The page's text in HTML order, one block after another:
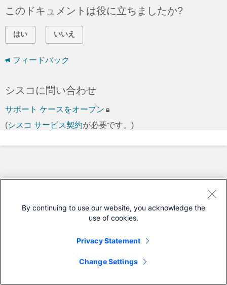
このドキュメントは役に立ちましたか?
はい いいえ
フィードバック
シスコに問い合わせ
サポート ケースをオープン
(シスコ サービス契約が必要です。)
By continuing to use our website, you acknowledge the
use of cookies.
Privacy Statement
Change Settings